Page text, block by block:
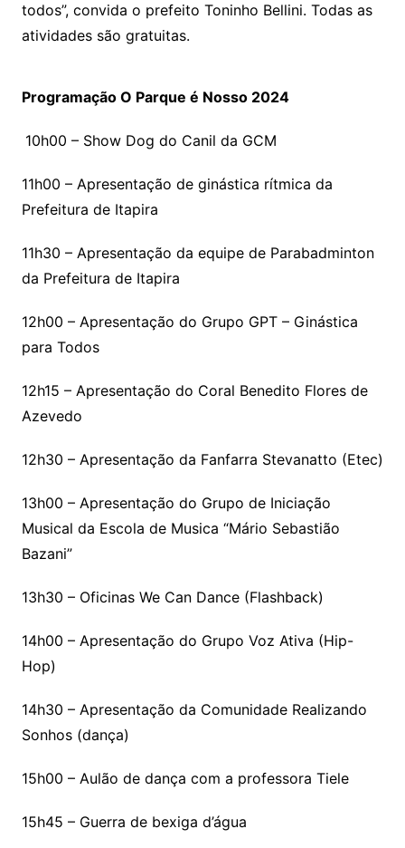
todos”, convida o prefeito Toninho Bellini. Todas as
atividades são gratuitas.
Programação O Parque é Nosso 2024
10h00 – Show Dog do Canil da GCM
11h00 – Apresentação de ginástica rítmica da
Prefeitura de Itapira
11h30 – Apresentação da equipe de Parabadminton
da Prefeitura de Itapira
12h00 – Apresentação do Grupo GPT – Ginástica
para Todos
12h15 – Apresentação do Coral Benedito Flores de
Azevedo
12h30 – Apresentação da Fanfarra Stevanatto (Etec)
13h00 – Apresentação do Grupo de Iniciação
Musical da Escola de Musica “Mário Sebastião
Bazani”
13h30 – Oficinas We Can Dance (Flashback)
14h00 – Apresentação do Grupo Voz Ativa (Hip-
Hop)
14h30 – Apresentação da Comunidade Realizando
Sonhos (dança)
15h00 – Aulão de dança com a professora Tiele
15h45 – Guerra de bexiga d’água